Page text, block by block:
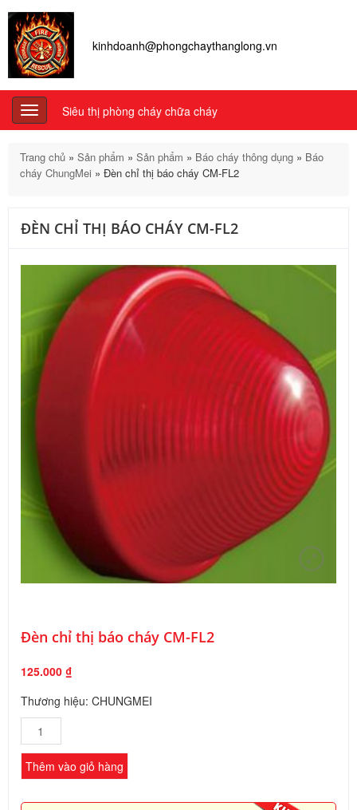
kinhdoanh@phongchaythanglong.vn
Toggle
navigation
Siêu thị phòng cháy chữa cháy
Trang chủ » Sản phẩm » Sản phẩm » Báo cháy thông dụng » Báo
cháy ChungMei » Đèn chỉ thị báo cháy CM-FL2
ĐÈN CHỈ THỊ BÁO CHÁY CM-FL2
Đèn chỉ thị báo cháy CM-FL2
125.000 ₫
Thương hiệu: CHUNGMEI
Đèn chỉ thị báo cháy
CM-FL2 số lượng
Thêm vào giỏ hàng